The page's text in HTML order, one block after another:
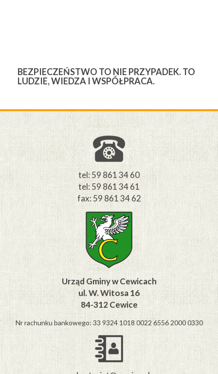
BEZPIECZEŃSTWO TO NIE PRZYPADEK. TO
LUDZIE, WIEDZA I WSPÓŁPRACA.
tel: 59 861 34 60
tel: 59 861 34 61
fax: 59 861 34 62
Urząd Gminy w Cewicach
ul. W. Witosa 16
84-312 Cewice
Nr rachunku bankowego: 33 9324 1018 0022 6556 2000 0330